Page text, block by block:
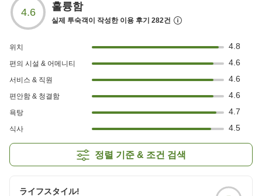
4.6 훌륭함
실제 투숙객이 작성한 이용 후기 282건
위치 4.8
편의 시설 & 어메니티 4.6
서비스 & 직원 4.6
편안함 & 청결함 4.6
욕탕 4.7
식사 4.5
정렬 기준 & 조건 검색
ライフスタイル!